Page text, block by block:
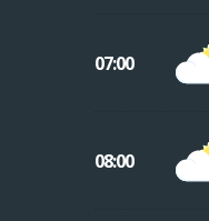
07:00
08:00